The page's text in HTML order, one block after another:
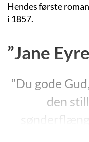
Hendes første
i 1857.
”Jane
”Du gode
den